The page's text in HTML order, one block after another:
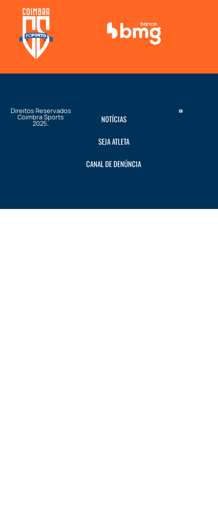
Direitos Reservados
Coimbra Sports
2025. NOTÍCIAS
SEJA ATLETA
CANAL DE DENÚNCIA